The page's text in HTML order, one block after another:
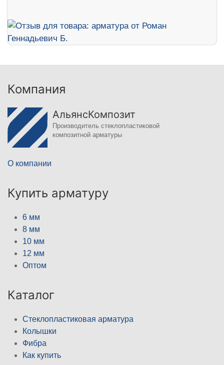
Компания
АльянсКомпозит
Производитель стеклопластиковой
композитной арматуры
О компании
Купить арматуру
6 мм
8 мм
10 мм
12 мм
Оптом
Каталог
Стеклопластиковая арматура
Колышки
Фибра
Как купить